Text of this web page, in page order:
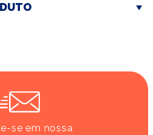
se em nossa